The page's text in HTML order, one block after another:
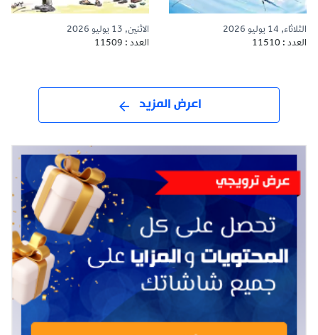
الثلاثاء, 14 يوليو 2026
العدد : 11510
الاثنين, 13 يوليو 2026
العدد : 11509
اعرض المزيد